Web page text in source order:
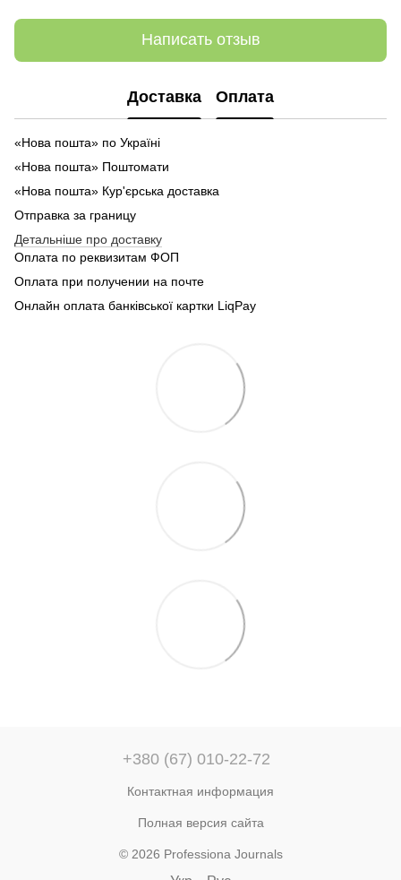
Написать отзыв
Доставка Оплата
«Нова пошта» по Україні
«Нова пошта» Поштомати
«Нова пошта» Кур'єрська доставка
Отправка за границу
Детальніше про доставку
Оплата по реквизитам ФОП
Оплата при получении на почте
Онлайн оплата банківської картки LiqPay
+380 (67) 010-22-72
Контактная информация
Полная версия сайта
© 2026 Professiona Journals